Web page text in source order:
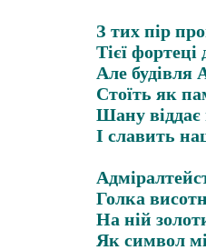
З тих пір
Тієї
Але будівля
Стоїть як
Шану віддає
І славить
Голка
На ній
Як символ